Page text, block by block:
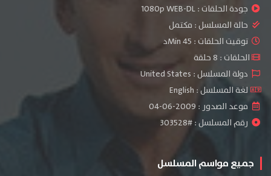
جودة الحلقات :1080p WEB-DL
حالة المسلسل : مكتمل
توقيت الحلقات : 45 Minد
الحلقات : 8 حلقة
دولة المسلسل : United States
لغة المسلسل : English
موعد الصدور : 2009-06-04
رقم المسلسل : #303528
جميع مواسم المسلسل